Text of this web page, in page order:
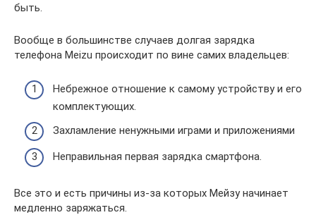
быть.
Вообще в большинстве случаев долгая зарядка
телефона Meizu происходит по вине самих владельцев:
Небрежное отношение к самому устройству и его
комплектующих.
Захламление ненужными играми и приложениями
Неправильная первая зарядка смартфона.
Все это и есть причины из-за которых Мейзу начинает
медленно заряжаться.